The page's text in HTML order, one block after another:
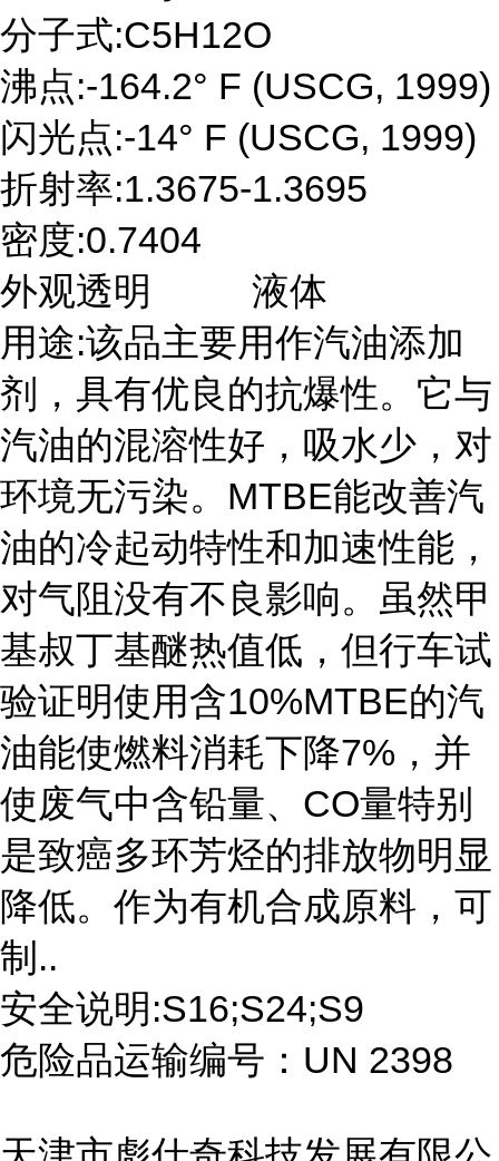
分子式:C5H12O
沸点:-164.2° F (USCG, 1999)
闪光点:-14° F (USCG, 1999)
折射率:1.3675-1.3695
密度:0.7404
外观透明 液体
用途:该品主要用作汽油添加
剂，具有优良的抗爆性。它与
汽油的混溶性好，吸水少，对
环境无污染。MTBE能改善汽
油的冷起动特性和加速性能，
对气阻没有不良影响。虽然甲
基叔丁基醚热值低，但行车试
验证明使用含10%MTBE的汽
油能使燃料消耗下降7%，并
使废气中含铅量、CO量特别
是致癌多环芳烃的排放物明显
降低。作为有机合成原料，可
制..
安全说明:S16;S24;S9
危险品运输编号：UN 2398